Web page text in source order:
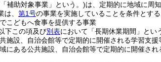
補助対象事業」という。)は、定期的に地域に周
は、 第1号の事業を実施していることを条件とする
こどもへ食事を提供する事業
下この項及び別表において「長期休業期間」とい
施設、自治会館等で定期的に開催される学習支援
にある公共施設、自治会館等で定期的に開催さ